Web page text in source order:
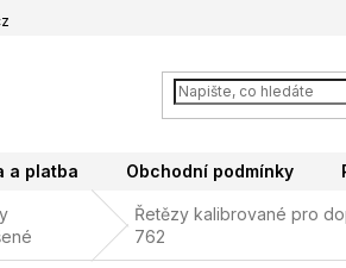
a platba Obchodní podmínky
Řetězy kalibrované pro
762